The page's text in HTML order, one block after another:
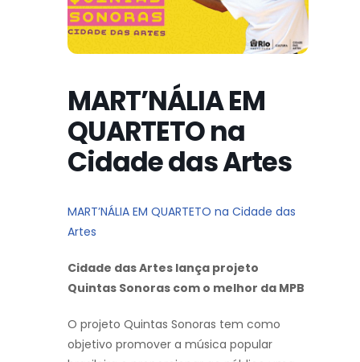
MART’NÁLIA EM
QUARTETO na
Cidade das Artes
MART’NÁLIA EM QUARTETO na Cidade das
Artes
Cidade das Artes lança projeto
Quintas Sonoras com o melhor da MPB
O projeto Quintas Sonoras tem como
objetivo promover a música popular